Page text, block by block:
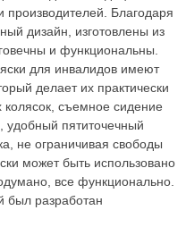
производителей. Благодаря
дизайн, изготовлены из
и функциональны.
для инвалидов имеют
делает их практически
съемное сидение
удобный пятиточечный
не ограничивая свободы
может быть использовано
все функционально.
был разработан